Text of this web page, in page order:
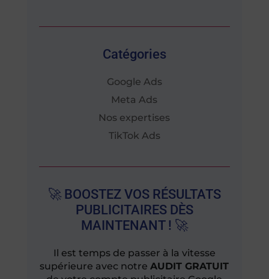
Catégories
Google Ads
Meta Ads
Nos expertises
TikTok Ads
🚀 BOOSTEZ VOS RÉSULTATS
PUBLICITAIRES DÈS
MAINTENANT ! 🚀
Il est temps de passer à la vitesse
supérieure avec notreAUDIT GRATUIT